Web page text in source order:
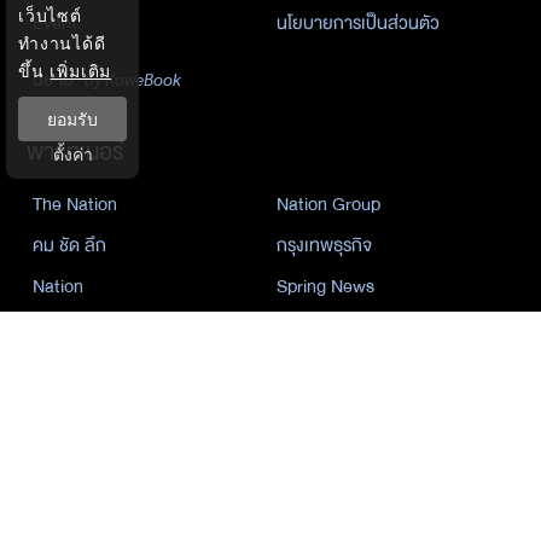
Event
นโยบายการเป็นส่วนตัว
นิยาย by KaweBook
พาร์ทเนอร์
The Nation
Nation Group
คม ชัด ลึก
กรุงเทพธุรกิจ
Nation
Spring News
เว็บไซต์
ทำงานได้ดี
ขึ้น เพิ่มเติม
ยอมรับ
ตั้งค่า